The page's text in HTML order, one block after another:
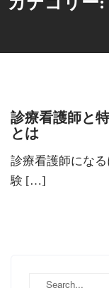
診療看護師と
とは
診療看護師にな
験 […]